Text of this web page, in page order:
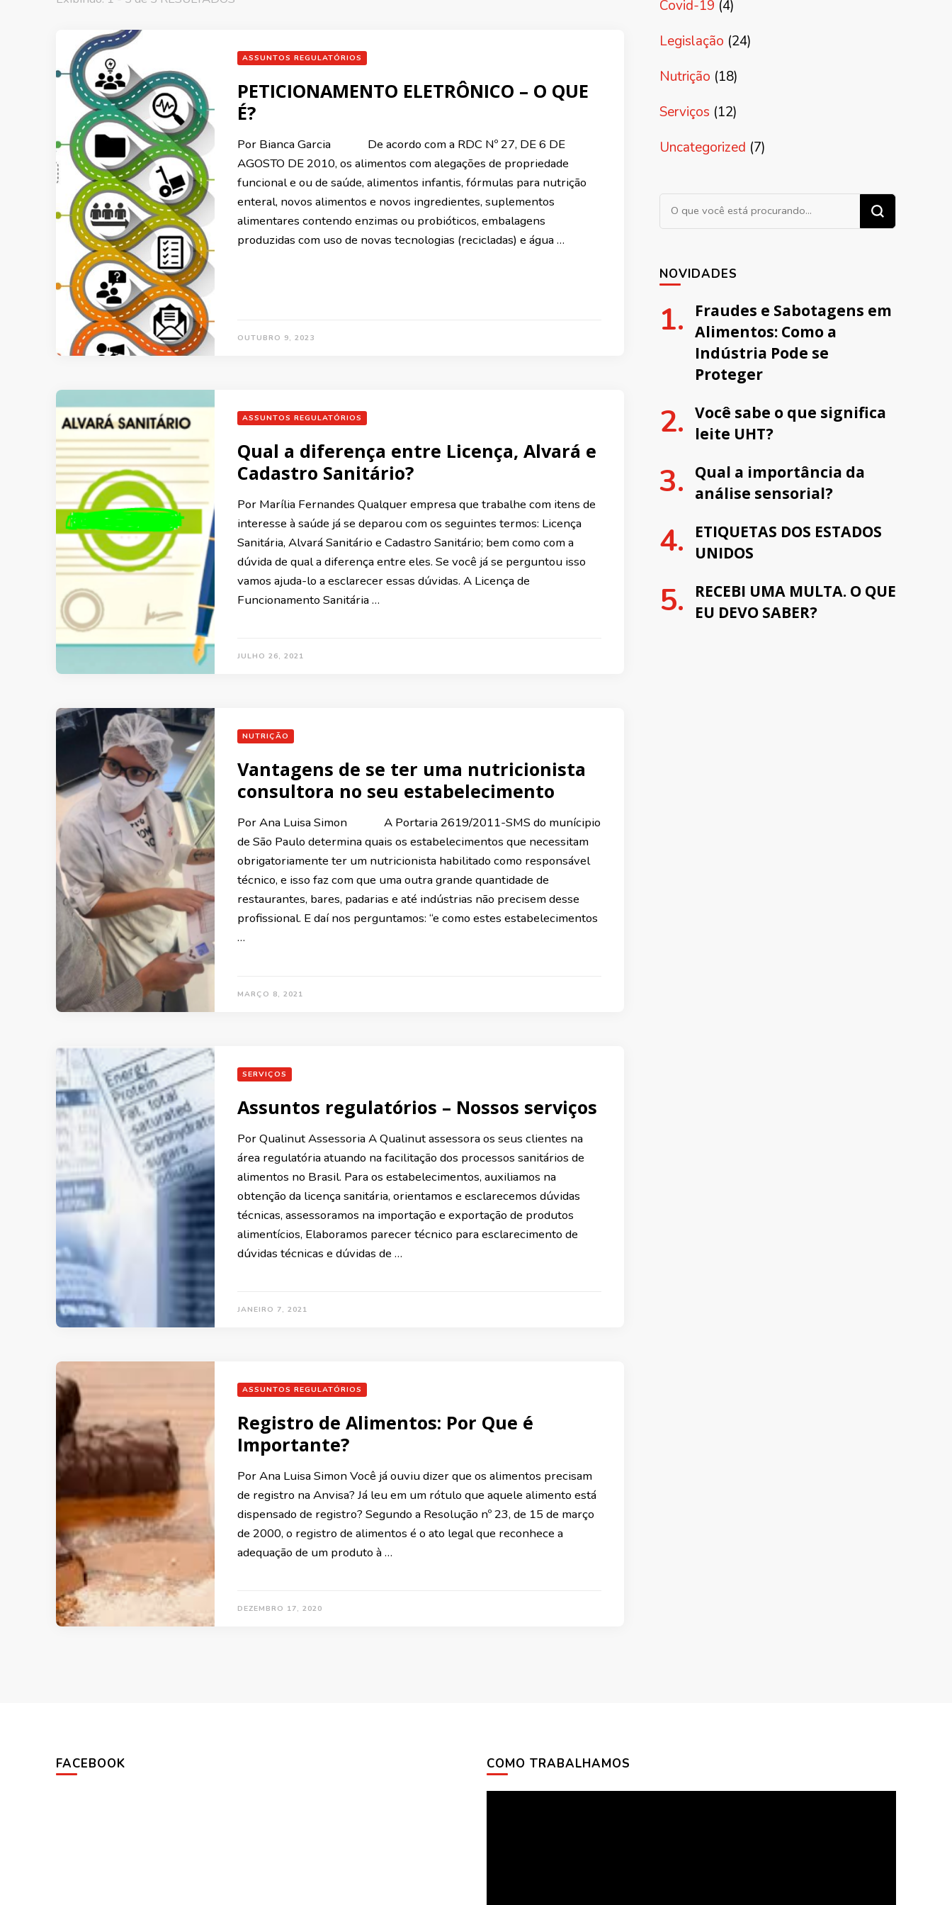
ASSUNTOS REGULATÓRIOS
PETICIONAMENTO ELETRÔNICO – O QUE
É?
Por Bianca Garcia De acordo com a RDC Nº 27, DE 6 DE
AGOSTO DE 2010, os alimentos com alegações de propriedade
funcional e ou de saúde, alimentos infantis, fórmulas para nutrição
enteral, novos alimentos e novos ingredientes, suplementos
alimentares contendo enzimas ou probióticos, embalagens
produzidas com uso de novas tecnologias (recicladas) e água …
OUTUBRO 9, 2023
ASSUNTOS REGULATÓRIOS
Qual a diferença entre Licença, Alvará e
Cadastro Sanitário?
Por Marília Fernandes Qualquer empresa que trabalhe com itens de
interesse à saúde já se deparou com os seguintes termos: Licença
Sanitária, Alvará Sanitário e Cadastro Sanitário; bem como com a
dúvida de qual a diferença entre eles. Se você já se perguntou isso
vamos ajuda-lo a esclarecer essas dúvidas. A Licença de
Funcionamento Sanitária …
JULHO 26, 2021
NUTRIÇÃO
Vantagens de se ter uma nutricionista
consultora no seu estabelecimento
Por Ana Luisa Simon A Portaria 2619/2011-SMS do munícipio
de São Paulo determina quais os estabelecimentos que necessitam
obrigatoriamente ter um nutricionista habilitado como responsável
técnico, e isso faz com que uma outra grande quantidade de
restaurantes, bares, padarias e até indústrias não precisem desse
profissional. E daí nos perguntamos: “e como estes estabelecimentos
…
MARÇO 8, 2021
SERVIÇOS
Assuntos regulatórios – Nossos serviços
Por Qualinut Assessoria A Qualinut assessora os seus clientes na
área regulatória atuando na facilitação dos processos sanitários de
alimentos no Brasil. Para os estabelecimentos, auxiliamos na
obtenção da licença sanitária, orientamos e esclarecemos dúvidas
técnicas, assessoramos na importação e exportação de produtos
alimentícios, Elaboramos parecer técnico para esclarecimento de
dúvidas técnicas e dúvidas de …
JANEIRO 7, 2021
ASSUNTOS REGULATÓRIOS
Registro de Alimentos: Por Que é
Importante?
Por Ana Luisa Simon Você já ouviu dizer que os alimentos precisam
de registro na Anvisa? Já leu em um rótulo que aquele alimento está
dispensado de registro? Segundo a Resolução nº 23, de 15 de março
de 2000, o registro de alimentos é o ato legal que reconhece a
adequação de um produto à …
DEZEMBRO 17, 2020
Covid-19 (4)
Legislação (24)
Nutrição (18)
Serviços (12)
Uncategorized (7)
Procurando algo?
NOVIDADES
Fraudes e Sabotagens em
Alimentos: Como a
Indústria Pode se
Proteger
Você sabe o que significa
leite UHT?
Qual a importância da
análise sensorial?
ETIQUETAS DOS ESTADOS
UNIDOS
RECEBI UMA MULTA. O QUE
EU DEVO SABER?
FACEBOOK COMO TRABALHAMOS